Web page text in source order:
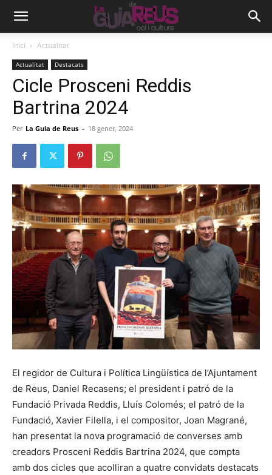
Inici Actualitat
Actualitat Destacats
Cicle Prosceni Reddis
Bartrina 2024
Per La Guia de Reus - 18 gener, 2024
El regidor de Cultura i Política Lingüística de l’Ajuntament
de Reus, Daniel Recasens; el president i patró de la
Fundació Privada Reddis, Lluís Colomés; el patró de la
Fundació, Xavier Filella, i el compositor, Joan Magrané,
han presentat la nova programació de converses amb
creadors Prosceni Reddis Bartrina 2024, que compta
amb dos cicles que acolliran a quatre convidats destacats